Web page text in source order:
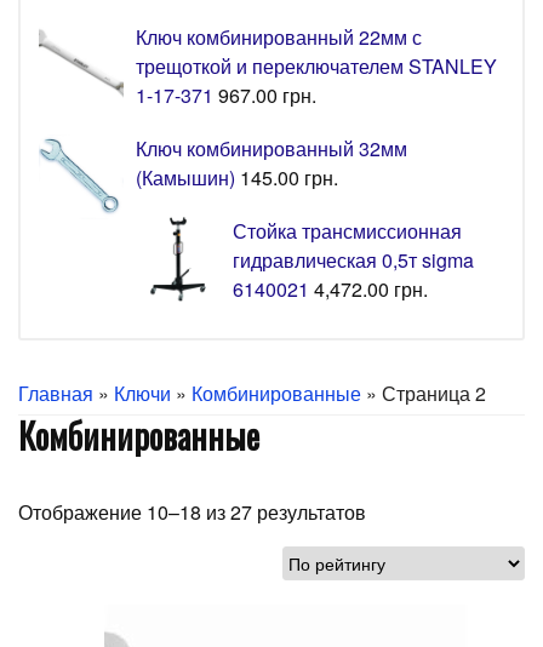
Ключ комбинированный 22мм с
трещоткой и переключателем STANLEY
1-17-371 967.00 грн.
Ключ комбинированный 32мм
(Камышин) 145.00 грн.
Стойка трансмиссионная
гидравлическая 0,5т sigma
6140021 4,472.00 грн.
Главная » Ключи » Комбинированные » Страница 2
Комбинированные
Отображение 10–18 из 27 результатов